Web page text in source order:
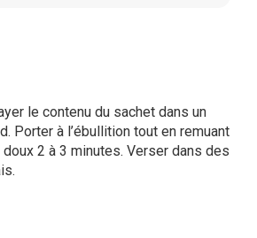
le contenu du sachet dans un
Porter à l’ébullition tout en remuant
2 à 3 minutes. Verser dans des